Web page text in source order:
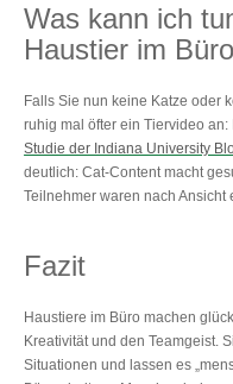
Was kann ich
Haustier im
Falls Sie nun keine Katze oder
ruhig mal öfter ein Tiervideo
Studie der Indiana University
deutlich: Cat-Content macht
Teilnehmer waren nach Ansicht
Fazit
Haustiere im Büro machen
Kreativität und den Teamgeist.
Situationen und lassen es